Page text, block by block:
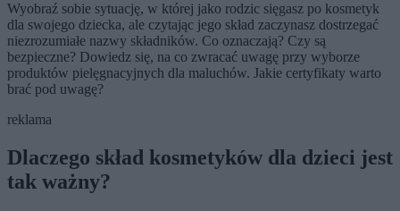
Wyobraź sobie sytuację, w której jako rodzic sięgasz po kosmetyk
dla swojego dziecka, ale czytając jego skład zaczynasz dostrzegać
niezrozumiałe nazwy składników. Co oznaczają? Czy są
bezpieczne? Dowiedz się, na co zwracać uwagę przy wyborze
produktów pielęgnacyjnych dla maluchów. Jakie certyfikaty warto
brać pod uwagę?
reklama
Dlaczego skład kosmetyków dla dzieci jest
tak ważny?